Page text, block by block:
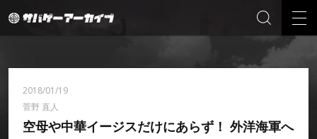
2018/01/19
菅野 直人
空母や中華イージスだけにあらず！ 外洋海軍へ